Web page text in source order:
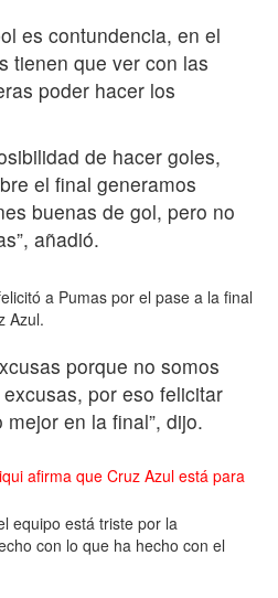
es contundencia, en el
tienen que ver con las
poder hacer los
de hacer goles,
el final generamos
buenas de gol, pero no
añadió.
a Pumas por el pase a la final
Azul.
porque no somos
por eso felicitar
en la final”, dijo.
afirma que Cruz Azul está para
equipo está triste por la
con lo que ha hecho con el